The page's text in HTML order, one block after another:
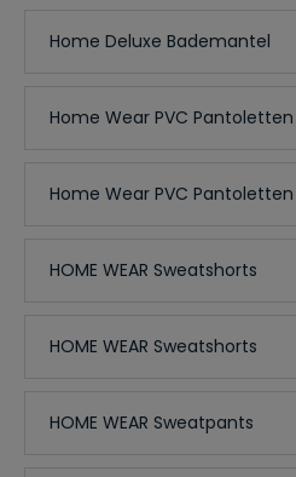
Home Deluxe Bademantel
Home Wear PVC Pantoletten
Home Wear PVC Pantoletten
HOME WEAR Sweatshorts
HOME WEAR Sweatshorts
HOME WEAR Sweatpants